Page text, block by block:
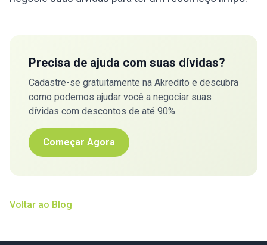
Precisa de ajuda com suas dívidas?
Cadastre-se gratuitamente na Akredito e descubra
como podemos ajudar você a negociar suas
dívidas com descontos de até 90%.
Começar Agora
Voltar ao Blog